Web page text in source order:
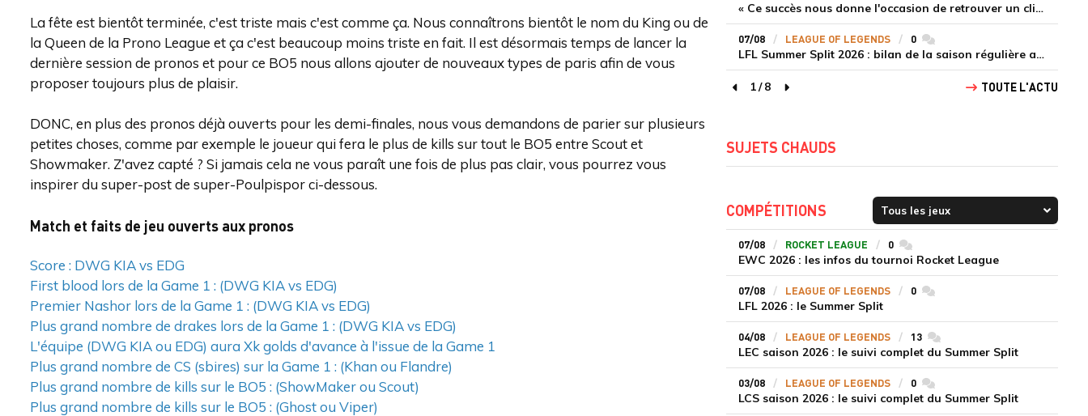
La fête est bientôt terminée, c'est triste mais c'est comme ça. Nous connaîtrons bientôt le nom du King ou de
la Queen de la Prono League et ça c'est beaucoup moins triste en fait. Il est désormais temps de lancer la
dernière session de pronos et pour ce BO5 nous allons ajouter de nouveaux types de paris afin de vous
proposer toujours plus de plaisir.
DONC, en plus des pronos déjà ouverts pour les demi-finales, nous vous demandons de parier sur plusieurs
petites choses, comme par exemple le joueur qui fera le plus de kills sur tout le BO5 entre Scout et
Showmaker. Z'avez capté ? Si jamais cela ne vous paraît une fois de plus pas clair, vous pourrez vous
inspirer du super-post de super-Poulpispor ci-dessous.
Match et faits de jeu ouverts aux pronos
Score : DWG KIA vs EDG
First blood lors de la Game 1 : (DWG KIA vs EDG)
Premier Nashor lors de la Game 1 : (DWG KIA vs EDG)
Plus grand nombre de drakes lors de la Game 1 : (DWG KIA vs EDG)
L'équipe (DWG KIA ou EDG) aura Xk golds d'avance à l'issue de la Game 1
Plus grand nombre de CS (sbires) sur la Game 1 : (Khan ou Flandre)
Plus grand nombre de kills sur le BO5 : (ShowMaker ou Scout)
Plus grand nombre de kills sur le BO5 : (Ghost ou Viper)
« Ce succès nous donne l'occasion de retrouver un climat beaucoup plus positif » Ryu et Canyon soulagés après la victoire de Gen.G sur HLE
07/08 LEAGUE OF LEGENDS 0commentaires
LFL Summer Split 2026 : bilan de la saison régulière avec Solary en tête
page précédente
1/8
page suivante
TOUTE L'ACTU
SUJETS CHAUDS
COMPÉTITIONS
07/08 ROCKET LEAGUE 0commentaires
EWC 2026 : les infos du tournoi Rocket League
07/08 LEAGUE OF LEGENDS 0commentaires
LFL 2026 : le Summer Split
04/08 LEAGUE OF LEGENDS 13commentaires
LEC saison 2026 : le suivi complet du Summer Split
03/08 LEAGUE OF LEGENDS 0commentaires
LCS saison 2026 : le suivi complet du Summer Split